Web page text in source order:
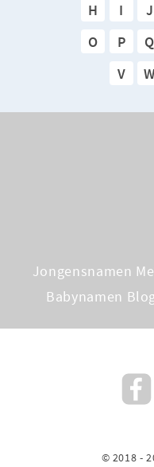
H
I J
O
P Q
V
W
Jongensnamen
Babynamen
© 2018 -